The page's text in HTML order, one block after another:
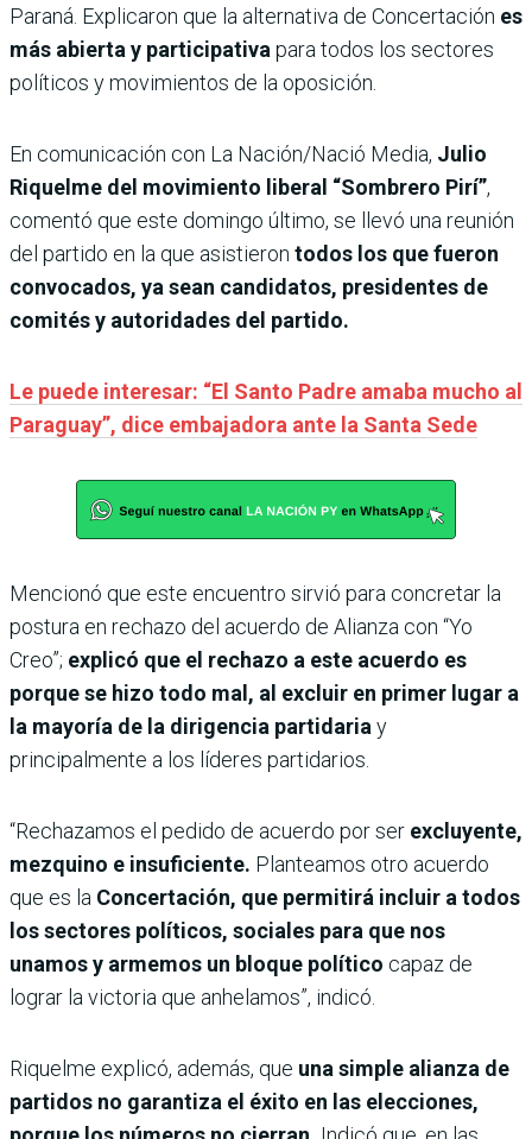
Paraná. Explicaron que la alternativa de Concertación es
más abierta y participativa para todos los sectores
políticos y movimientos de la oposición.
En comunicación con La Nación/Nació Media, Julio
Riquelme del movimiento liberal “Sombrero Pirí”,
comentó que este domingo último, se llevó una reunión
del partido en la que asistieron todos los que fueron
convocados, ya sean candidatos, presidentes de
comités y autoridades del partido.
Le puede interesar: “El Santo Padre amaba mucho al
Paraguay”, dice embajadora ante la Santa Sede
Mencionó que este encuentro sirvió para concretar la
postura en rechazo del acuerdo de Alianza con “Yo
Creo”; explicó que el rechazo a este acuerdo es
porque se hizo todo mal, al excluir en primer lugar a
la mayoría de la dirigencia partidaria y
principalmente a los líderes partidarios.
“Rechazamos el pedido de acuerdo por ser excluyente,
mezquino e insuficiente. Planteamos otro acuerdo
que es la Concertación, que permitirá incluir a todos
los sectores políticos, sociales para que nos
unamos y armemos un bloque político capaz de
lograr la victoria que anhelamos”, indicó.
Riquelme explicó, además, que una simple alianza de
partidos no garantiza el éxito en las elecciones,